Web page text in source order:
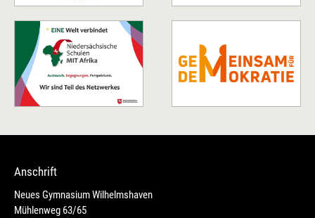
Anschrift
Neues Gymnasium Wilhelmshaven
Mühlenweg 63/65